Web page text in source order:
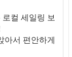
컬 세일링 보
아서 편안하게